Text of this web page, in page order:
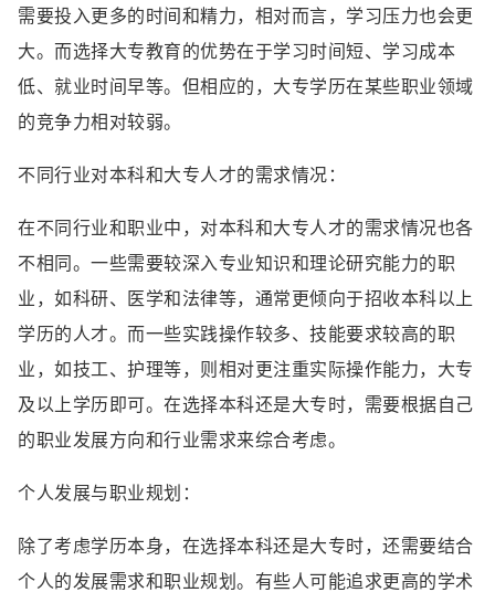
需要投入更多的时间和精力，相对而言，学习压力也会更
大。而选择大专教育的优势在于学习时间短、学习成本
低、就业时间早等。但相应的，大专学历在某些职业领域
的竞争力相对较弱。
不同行业对本科和大专人才的需求情况：
在不同行业和职业中，对本科和大专人才的需求情况也各
不相同。一些需要较深入专业知识和理论研究能力的职
业，如科研、医学和法律等，通常更倾向于招收本科以上
学历的人才。而一些实践操作较多、技能要求较高的职
业，如技工、护理等，则相对更注重实际操作能力，大专
及以上学历即可。在选择本科还是大专时，需要根据自己
的职业发展方向和行业需求来综合考虑。
个人发展与职业规划：
除了考虑学历本身，在选择本科还是大专时，还需要结合
个人的发展需求和职业规划。有些人可能追求更高的学术